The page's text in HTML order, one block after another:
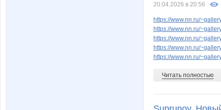
20.04.2026 в 20:56
https://www.nn.ru/
https://www.nn.ru/
https://www.nn.ru/
https://www.nn.ru/
https://www.nn.ru/
Читать полностью